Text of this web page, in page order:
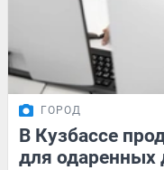
ГОРОД
В Кузбассе
для одаренных